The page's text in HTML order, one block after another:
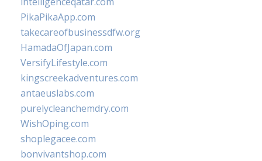
PikaPikaApp.com
takecareofbusinessdfw.org
HamadaOfJapan.com
VersifyLifestyle.com
kingscreekadventures.com
antaeuslabs.com
purelycleanchemdry.com
WishOping.com
shoplegacee.com
bonvivantshop.com